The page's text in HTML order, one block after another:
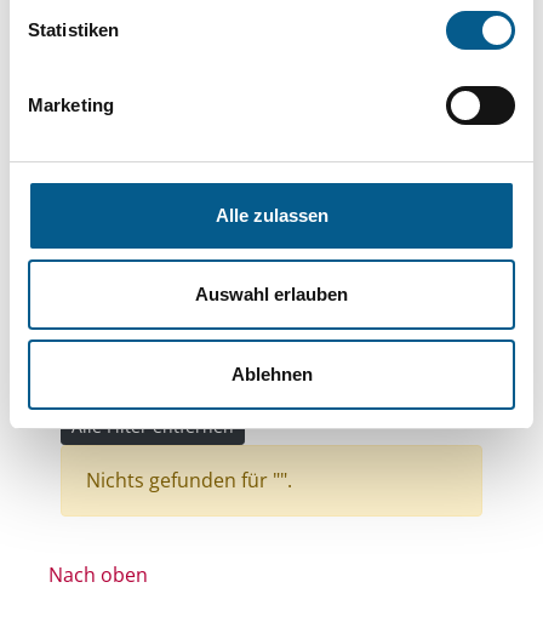
Statistiken
Marketing
Alle zulassen
Auswahl erlauben
Ablehnen
Aktive Filter:
Themen: Politische Bildung & Demokratie
Themen: Ländliche Entwicklung
Themen: Wissenschaft und Forschung
Themen: Seniorinnen, Senioren & Pflege
Themen: Kinder, Jugendliche & Familie
Themen: Kunst & Kultur
Themen: Integration
Themen: Gesundheitswesen
Alle Filter entfernen
Nichts gefunden für "".
Nach oben